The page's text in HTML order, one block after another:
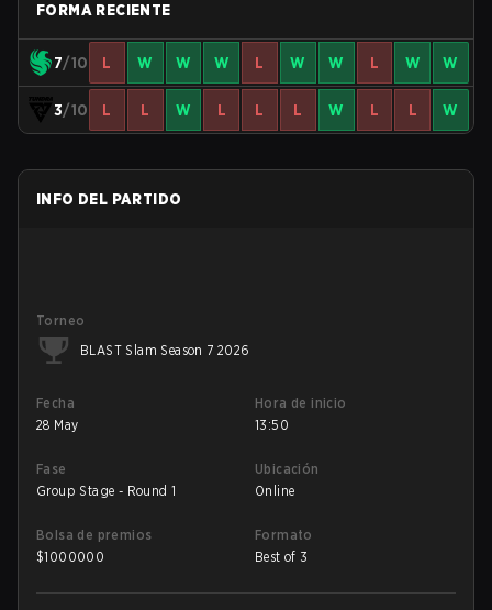
FORMA RECIENTE
7/10 L W W W L W W L W W
3/10 L L W L L L W L L W
INFO DEL PARTIDO
Torneo
BLAST Slam Season 7 2026
Fecha
28 May
Hora de inicio
13:50
Fase
Group Stage - Round 1
Ubicación
Online
Bolsa de premios
$1000000
Formato
Best of 3